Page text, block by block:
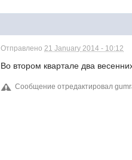
Отправлено21 January 2014 - 10:12
Во втором квартале два
Сообщение отредактировал